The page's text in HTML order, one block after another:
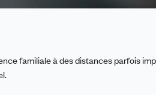
familiale à des distances parfois